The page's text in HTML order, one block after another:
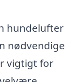
hundelufter
nødvendige
vigtigt for